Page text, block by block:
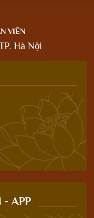
VIÊN
Hà Nội
- APP